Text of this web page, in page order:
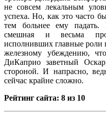
не совсем лекальным
успеха. Но, как это часто
тем больнее ему падать.
смешная и весьма
исполнивших главные роли
железному убеждению,
ДиКаприо заветный
стороной. И напрасно,
сейчас крайне сложно.
Рейтинг сайта: 8 из 10